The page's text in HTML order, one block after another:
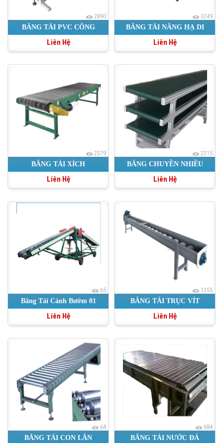
2890
BĂNG TẢI PVC CÔNG
NGHIỆP
Liên Hệ
3249
BĂNG TẢI NÂNG HẠ DI
ĐỘNG
Liên Hệ
2379
BĂNG TẢI XÍCH
Liên Hệ
2215
BĂNG CHUYỀN NHIỀU
TẦNG
Liên Hệ
65
Băng Tải Cánh Bướm 01
Liên Hệ
1355
BĂNG TẢI TRỤC VÍT
Liên Hệ
64
BĂNG TẢI CON LĂN
684
BĂNG TẢI NƯỚC ĐÁ